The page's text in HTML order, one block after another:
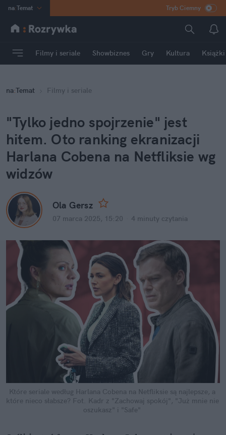
na:Temat
INN Poland
mama
Rozrywka
Tryb Ciemny
Filmy i seriale Showbiznes Gry Kultura Książki
na:Temat Filmy i seriale
"Tylko jedno spojrzenie" jest
hitem. Oto ranking ekranizacji
Harlana Cobena na Netfliksie wg
widzów
Ola Gersz
07 marca 2025, 15:20 4 minuty czytania
Które seriale według Harlana Cobena na Netfliksie są najlepsze, a
które nieco słabsze? Fot. Kadr z "Zachowaj spokój", "Już mnie nie
oszukasz" i "Safe"